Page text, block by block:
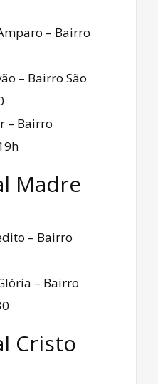
– Bairro
– Bairro São
– Bairro
Madre
– Bairro
– Bairro
Cristo